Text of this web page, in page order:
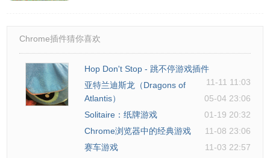
Chrome插件猜你喜欢
Hop Don't Stop - 跳不停游戏插件
11-11 11:03
亚特兰迪斯龙（Dragons of
Atlantis）
05-04 23:06
Solitaire：纸牌游戏
01-19 20:32
Chrome浏览器中的经典游戏
11-08 23:06
赛车游戏
11-03 22:57